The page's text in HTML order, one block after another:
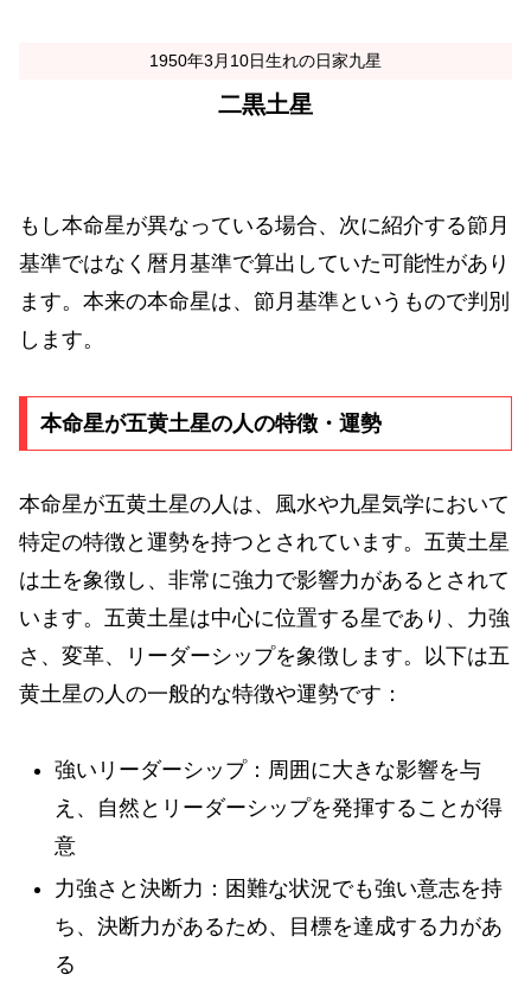
1950年3月10日生れの日家九星
二黒土星
もし本命星が異なっている場合、次に紹介する節月
基準ではなく暦月基準で算出していた可能性があり
ます。本来の本命星は、節月基準というもので判別
します。
本命星が五黄土星の人の特徴・運勢
本命星が五黄土星の人は、風水や九星気学において
特定の特徴と運勢を持つとされています。五黄土星
は土を象徴し、非常に強力で影響力があるとされて
います。五黄土星は中心に位置する星であり、力強
さ、変革、リーダーシップを象徴します。以下は五
黄土星の人の一般的な特徴や運勢です：
強いリーダーシップ：周囲に大きな影響を与
え、自然とリーダーシップを発揮することが得
意
力強さと決断力：困難な状況でも強い意志を持
ち、決断力があるため、目標を達成する力があ
る